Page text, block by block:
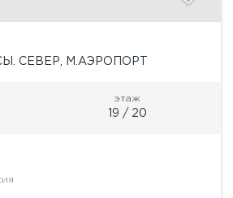
СЕВЕР, М.АЭРОПОРТ
этаж
19 / 20